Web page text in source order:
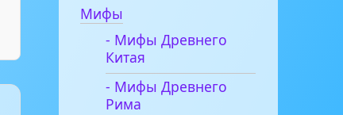
Мифы
- Мифы Древнего
Китая
- Мифы Древнего
Рима